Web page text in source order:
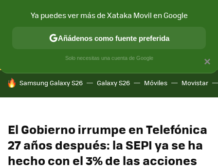
CONECTIVIDAD MÓVIL Y SOCIEDAD APLICACIONES
HOY SE HABLA DE
Samsung Galaxy S26 Galaxy S26 Móviles Movistar
El Gobierno irrumpe en Telefónica
27 años después: la SEPI ya se ha
hecho con el 3% de las acciones
×
Ya puedes ver más de Xataka Movil en Google
Añádenos como fuente preferida
Solo necesitas una cuenta de Google